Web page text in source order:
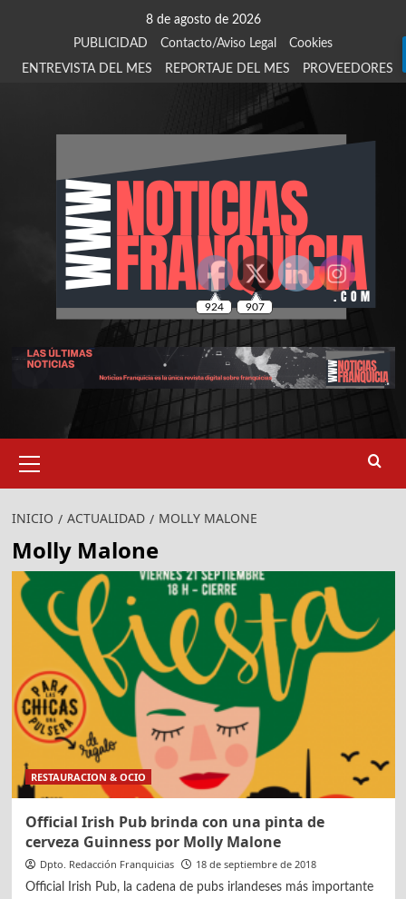
8 de agosto de 2026
PUBLICIDAD
Contacto/Aviso Legal
Cookies
ENTREVISTA DEL MES
REPORTAJE DEL MES PROVEEDORES
primario
INICIO ACTUALIDAD MOLLY MALONE
Molly Malone
RESTAURACION & OCIO
Official Irish Pub brinda con una pinta de
cerveza Guinness por Molly Malone
Dpto. Redacción Franquicias 18 de septiembre de 2018
Official Irish Pub, la cadena de pubs irlandeses más importante
907